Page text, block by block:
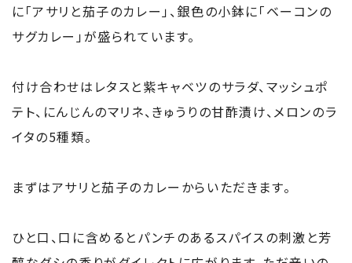
に「アサリと茄子のカレー」、銀色の小鉢に「ベーコンの
サグカレー」が盛られています。
付け合わせはレタスと紫キャベツのサラダ、マッシュポ
テト、にんじんのマリネ、きゅうりの甘酢漬け、メロンのラ
イタの5種類。
まずはアサリと茄子のカレーからいただきます。
ひと口、口に含めるとパンチのあるスパイスの刺激と芳